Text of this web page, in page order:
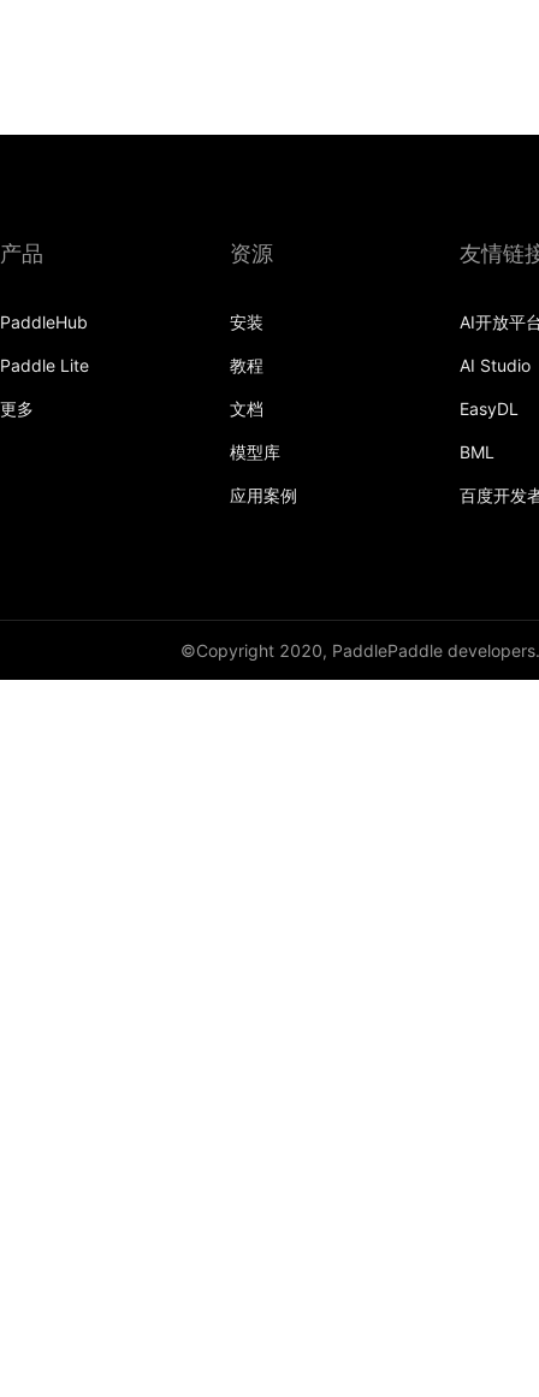
产品
PaddleHub
Paddle Lite
更多
资源
安装
教程
文档
模型库
应用案例
友情链
AI开放平
AI Studio
EasyDL
BML
百度开发
©Copyright 2020, PaddlePaddle developers.